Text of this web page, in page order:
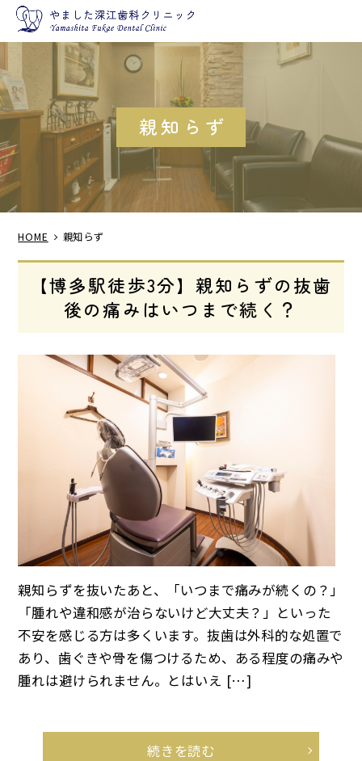
親知らず
HOME 親知らず
【博多駅徒歩3分】親知らずの抜歯
後の痛みはいつまで続く？
親知らずを抜いたあと、「いつまで痛みが続くの？」
「腫れや違和感が治らないけど大丈夫？」といった
不安を感じる方は多くいます。抜歯は外科的な処置で
あり、歯ぐきや骨を傷つけるため、ある程度の痛みや
腫れは避けられません。とはいえ […]
続きを読む